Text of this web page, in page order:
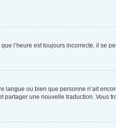
l’heure est toujours incorrecte, il se
langue ou bien que personne n’ait
partager une nouvelle traduction. Vous